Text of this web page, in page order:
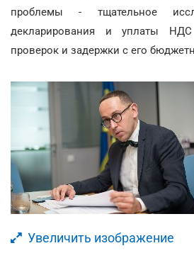
проблемы - тщательное
декларирования и уплаты
проверок и задержки с его
Увеличить изображение